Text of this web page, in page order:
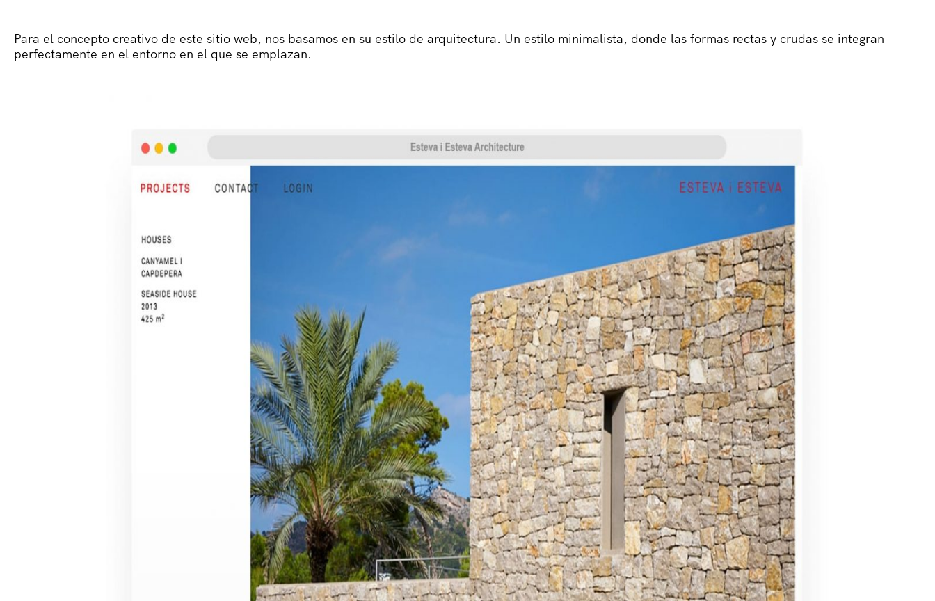
Para el concepto creativo de este sitio web, nos basamos en su estilo de arquitectura. Un estilo minimalista, donde las formas rectas y crudas se integran
perfectamente en el entorno en el que se emplazan.